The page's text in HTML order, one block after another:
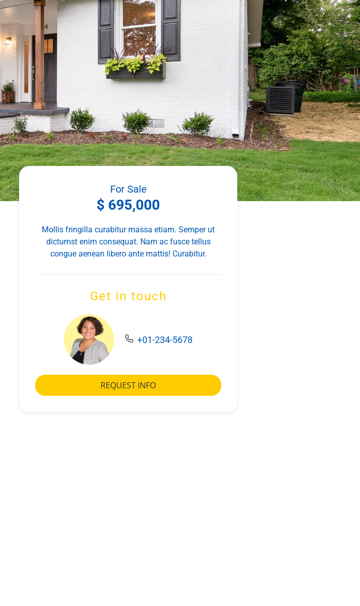
For Sale
$ 695,000
Mollis fringilla curabitur massa etiam. Semper ut
dictumst enim consequat. Nam ac fusce tellus
congue aenean libero ante mattis! Curabitur.
Get in touch
+01-234-5678
REQUEST INFO